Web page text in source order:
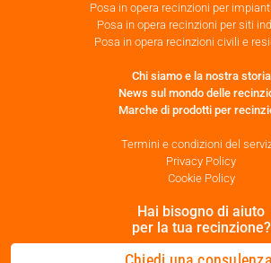
Posa in opera recinzioni per
Posa in opera recinzioni per siti
Posa in opera recinzioni civili e
Chi siamo e la nostra storia
News sul mondo delle
Marche di prodotti per
Termini e condizioni del
Privacy Policy
Cookie Policy
Hai bisogno di aiuto
per la tua recinzione?